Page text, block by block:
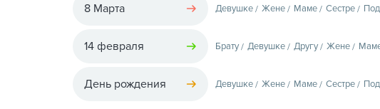
8 Марта Девушке Жене Маме Сестре
14 февраля Брату Девушке Другу Жене
День рождения Девушке Жене Маме Сестре